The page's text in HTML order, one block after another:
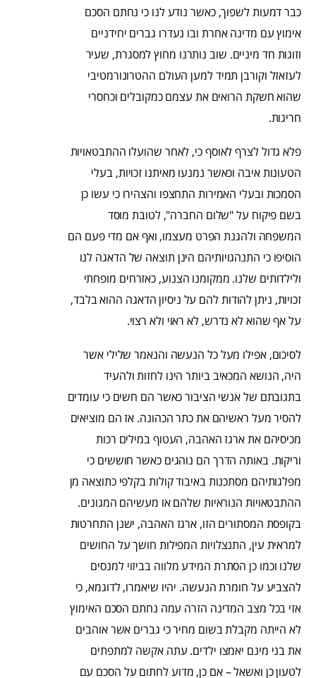
כבר דמעות לשפוך, כאשר נודע לנו כי נחתם הסכם
אימוץ עם מדינה אחרת ובו נעדרו גברים יחידניים
וזוגות חד מיניים. שוב נותרנו מחוץ למסגרת, שעיר
לעזאזל וקורבן תמיד למען העולם ההטרונורמטיבי
שהוא חשקת הרואים את עצמם כמקובלים וכחסרי
חריגות.
פלא גדול לצרף לאוסף כי, לאחר שהועלו ההתבטאויות
הטעונות איבה וכאשר נמנעו מאיתנו זכויות, בעלי
הסמכות ובעלי האמירות התחצפו והצהירו כי עשו כן
בשם פיקוח על "שלום החברה", לטובת מוסד
המשפחה ולהגנת הפרט מעצמו, ואף אם מדי פעם הם
הוסיפו כי התנהגויותיהם הינן תוצאה של הדאגה לנו
ולילדותים שלנו. ממקומנו הצנוע, כאזרחים מופחתי
זכויות, ניתן להודות להם על ניסיון הדאגה ההוא בלבד,
על אף שהוא לא נדרש, לא ראוי ולא רצוי.
לסיכום, אפילו מעל כל הנעשה והנאמר שלילי אשר
היה, הנושא המכאיב ביותר הינו לחזות ולהעיד
בתגובתם של אנשי הציבור כאשר הם חשים כי עומדים
להסיר מעל ראשיהם את כתר הכהונה. אז הם מוציאים
מכיסיהם את ארגז האהבה, העטוף במילים רכות
וריקות. באותה הדרך הם נוהגים כאשר חוששים כי
מפלגותיהם מסתכנות באיבוד קולות בקלפי כתוצאה מן
ההתבטאויות הנוראיות שלהם או מעשיהם המגונים.
בקופסת המסתורים הזו, ארגז האהבה, ישנן התחרטות
למראית עין, התנצלויות המפילות חושך על החושים
שלנו וכמו כן הסתרת המידע מלווה בביזוי למנסים
להצביע על חומרת הנעשה. יהיו שיאמרו, לדוגמא, כי
אזי בכל מצב המדינה הזרה עמה נחתם הסכם האימוץ
לא הייתה מקבלת בשום מחיר כי גברים אשר אוהבים
את בני מינם יאמצו ילדים. עתה אקשה למתפתים
לטעון כן ואשאל – אם כן, מדוע לחתום על הסכם עם